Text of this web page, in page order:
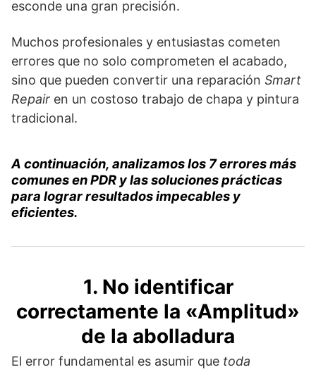
esconde una gran precisión.
Muchos profesionales y entusiastas cometen
errores que no solo comprometen el acabado,
sino que pueden convertir una reparación Smart
Repair en un costoso trabajo de chapa y pintura
tradicional.
A continuación, analizamos los 7 errores más
comunes en PDR y las soluciones prácticas
para lograr resultados impecables y
eficientes.
1. No identificar
correctamente la «Amplitud»
de la abolladura
El error fundamental es asumir que toda